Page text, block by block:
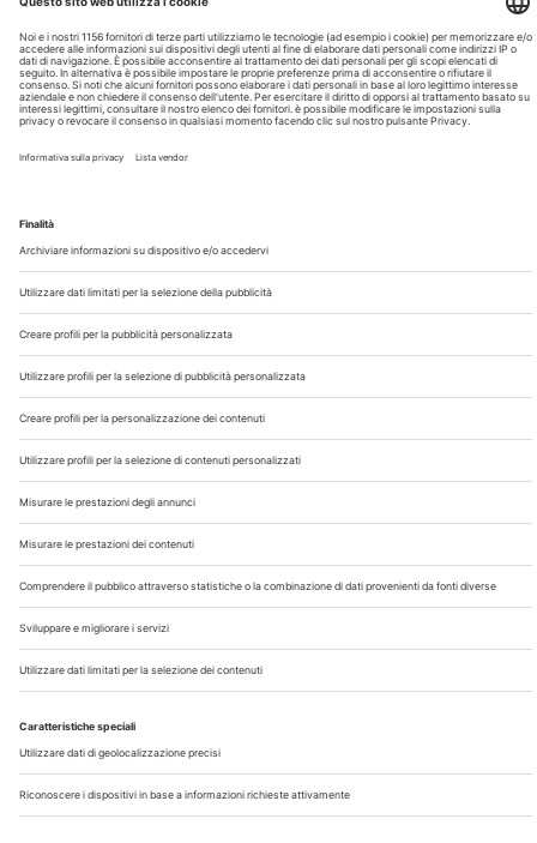
Chi Siamo
Contatti
Note Legali
Privacy
©2026 Edra S.p.a | www.edraspa.it | P.iva 08056040960
| Tel. 02/881841 | Sede legale: Viale Enrico Forlanini 21 -
20134 Milano (Italy)